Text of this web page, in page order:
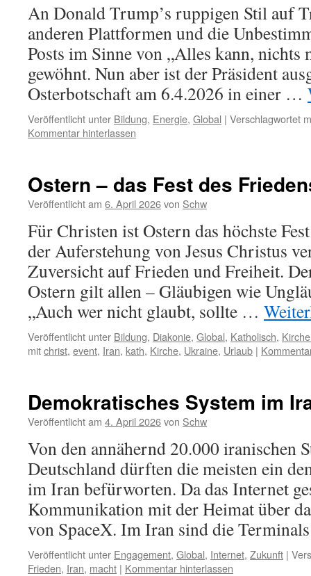
An Donald Trump’s ruppigen Stil auf
anderen Plattformen und die
Posts im Sinne von „Alles kann, nichts
gewöhnt. Nun aber ist der Präsident
Osterbotschaft am 6.4.2026 in einer …
Veröffentlicht unter Bildung, Energie, Global | Verschlagwortet
Kommentar hinterlassen
Ostern – das Fest des
Veröffentlicht am 6. April 2026von Schw
Für Christen ist Ostern das höchste
der Auferstehung von Jesus Christus
Zuversicht auf Frieden und Freiheit.
Ostern gilt allen – Gläubigen wie
„Auch wer nicht glaubt, sollte …
Veröffentlicht unter Bildung, Diakonie, Global, Katholisch,
mitchrist, event, Iran, kath, Kirche, Ukraine, Urlaub |
Demokratisches System im
Veröffentlicht am 4. April 2026von Schw
Von den annähernd 20.000 iranischen
Deutschland dürften die meisten ein
im Iran befürworten. Da das Internet
Kommunikation mit der Heimat über
von SpaceX. Im Iran sind die
Veröffentlicht unter Engagement, Global, Internet, Zukunft |
Frieden, Iran, macht | Kommentar hinterlassen